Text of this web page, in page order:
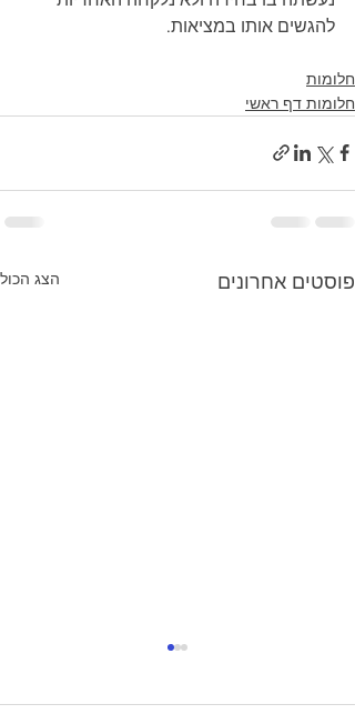
להגשים אותו במציאות.
חלומות
חלומות דף ראשי
פוסטים אחרונים הצג הכול